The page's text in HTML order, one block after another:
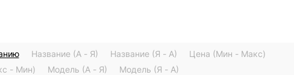
Название (А - Я) Название (Я - А)
Цена (Мин - Макс)
- Мин)
Модель (А - Я) Модель (Я - А)